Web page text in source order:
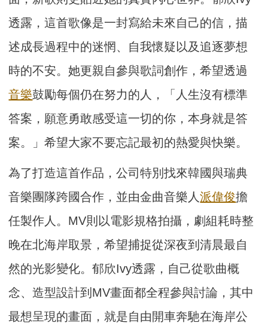
透露，這首歌像是一封寫給未來自己的信，描
述成長過程中的迷惘、自我懷疑以及追逐夢想
時的不安。她更親自參與歌詞創作，希望透過
音樂鼓勵每個仍在努力的人，「人生沒有標準
答案，願意勇敢感受這一切的你，本身就是答
案。」希望大家不要忘記最初的熱愛與快樂。
為了打造這首作品，公司特別找來韓國與瑞典
音樂團隊跨國合作，並由金曲音樂人派偉俊擔
任製作人。MV則以電影規格拍攝，劇組耗時整
晚在北海岸取景，希望捕捉從深夜到清晨最自
然的光影變化。郁欣Ivy透露，自己從歌曲概
念、造型設計到MV畫面都全程參與討論，其中
最想呈現的畫面，就是自由開車奔馳在海岸公